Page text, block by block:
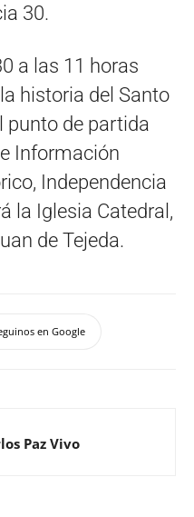
30.
a las 11 horas
historia del Santo
punto de partida
Información
Independencia
la Iglesia Catedral,
de Tejeda.
en Google
Paz Vivo